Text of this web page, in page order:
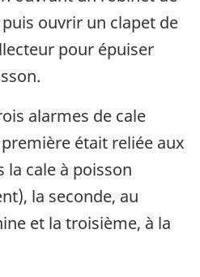
ouvrir un clapet de
pour épuiser
alarmes de cale
était reliée aux
cale à poisson
la seconde, au
et la troisième, à la